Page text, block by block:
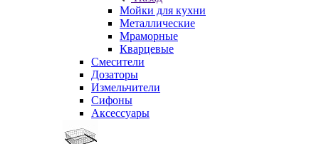
Мойки для кухни
Металлические
Мраморные
Кварцевые
Смесители
Дозаторы
Измельчители
Сифоны
Аксессуары